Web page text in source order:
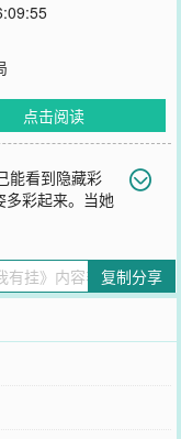
点击阅读
能看到隐藏彩
彩起来。当她
在的东西，她会更加
安鱼的形容。安鱼：
请不要忘记向您QQ群
复制分享